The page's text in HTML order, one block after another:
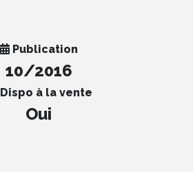
Publication
10/2016
Dispo à la vente
Oui